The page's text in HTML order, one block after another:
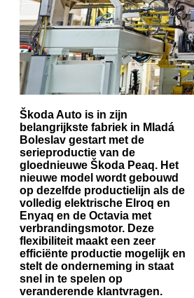
Škoda Auto is in zijn
belangrijkste fabriek in Mladá
Boleslav gestart met de
serieproductie van de
gloednieuwe Škoda Peaq. Het
nieuwe model wordt gebouwd
op dezelfde productielijn als de
volledig elektrische Elroq en
Enyaq en de Octavia met
verbrandingsmotor. Deze
flexibiliteit maakt een zeer
efficiënte productie mogelijk en
stelt de onderneming in staat
snel in te spelen op
veranderende klantvragen.